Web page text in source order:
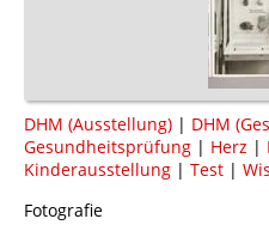
DHM (Ausstellung) | DHM
Gesundheitsprüfung | Herz |
Kinderausstellung | Test |
Fotografie